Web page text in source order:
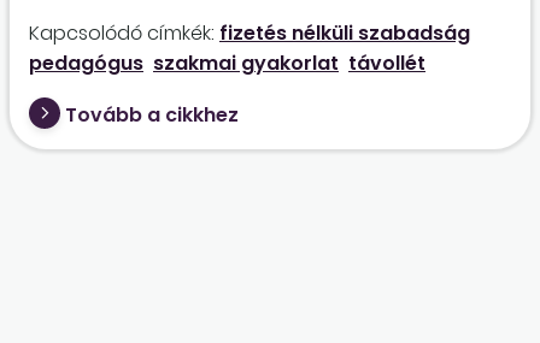
Kapcsolódó címkék: fizetés nélküli szabadság
pedagógus szakmai gyakorlat távollét
Tovább a cikkhez